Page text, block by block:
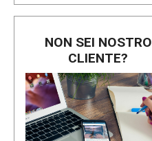
NON SEI NOSTRO
CLIENTE?